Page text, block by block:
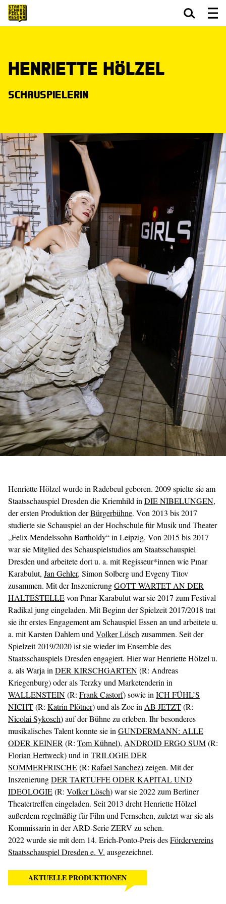
Henriette Hölzel
Schauspielerin
Henriette Hölzel wurde in Radebeul geboren. 2009 spielte sie am
Staatsschauspiel Dresden die Kriemhild in DIE NIBELUNGEN,
der ersten Produktion derBürgerbühne. Von 2013 bis 2017
studierte sie Schauspiel an der Hochschule für Musik und Theater
„Felix Mendelssohn Bartholdy“ in Leipzig. Von 2015 bis 2017
war sie Mitglied des Schauspielstudios am Staatsschauspiel
Dresden und arbeitete dort u. a. mit Regisseur*innen wie Pınar
Karabulut, Jan Gehler, Simon Solberg und Evgeny Titov
zusammen. Mit der InszenierungGOTT WARTET AN DER
HALTESTELLEvon Pınar Karabulut war sie 2017 zum Festival
Radikal jung eingeladen. Mit Beginn der Spielzeit 2017/2018 trat
sie ihr erstes Engagement am Schauspiel Essen an und arbeitete u.
a. mit Karsten Dahlem und Volker Lösch zusammen. Seit der
Spielzeit 2019/2020 ist sie wieder im Ensemble des
Staatsschauspiels Dresden engagiert. Hier war Henriette Hölzel u.
a. als Warja in DER KIRSCHGARTEN(R: Andreas
Kriegenburg) oder als Terzky und Marketenderin in
WALLENSTEIN(R: Frank Castorf) sowie in ICH FÜHL’S
NICHT(R: Katrin Plötner) und als Zoe in AB JETZT(R:
Nicolai Sykosch) auf der Bühne zu erleben. Ihr besonderes
musikalisches Talent konnte sie in GUNDERMANN: ALLE
ODER KEINER (R: Tom Kühnel), ANDROID ERGO SUM(R:
Florian Hertweck) und in TRILOGIE DER
SOMMERFRISCHE(R: Rafael Sanchez) zeigen. Mit der
InszenierungDER TARTUFFE ODER KAPITAL UND
IDEOLOGIE(R: Volker Lösch) war sie 2022 zum Berliner
Theatertreffen eingeladen. Seit 2013 dreht Henriette Hölzel
außerdem regelmäßig für Film und Fernsehen, zuletzt war sie als
Kommissarin in der ARD-Serie ZERV zu sehen.
2022 wurde sie mit dem 14. Erich-Ponto-Preis desFördervereins
Staatsschauspiel Dresden e. V. ausgezeichnet.
AKTUELLE PRODUKTIONEN